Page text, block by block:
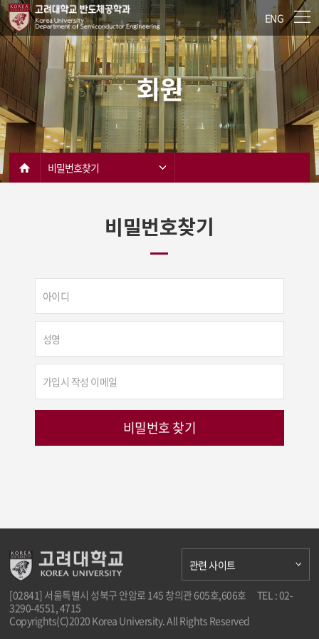
ENG
회원
비밀번호찾기
비밀번호찾기
[02841] 서울특별시 성북구 안암로 145 창의관 605호,606호
TEL : 02-
3290-4551, 4715
Copyrights(C)2020 Korea University. All Rights Reserved
관련 사이트